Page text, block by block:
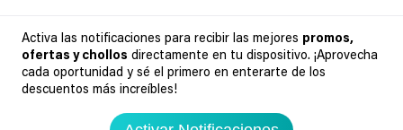
Activa las notificaciones para recibir las mejores promos,
ofertas y chollos directamente en tu dispositivo. ¡Aprovecha
cada oportunidad y sé el primero en enterarte de los
descuentos más increíbles!
Comunidad